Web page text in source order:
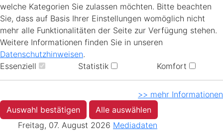
welche Kategorien Sie zulassen möchten. Bitte beachten
Sie, dass auf Basis Ihrer Einstellungen womöglich nicht
mehr alle Funktionalitäten der Seite zur Verfügung stehen.
Weitere Informationen finden Sie in unseren
Datenschutzhinweisen.
Essenziell
Statistik Komfort
>> mehr Informationen
Auswahl bestätigen
Alle auswählen
Freitag, 07. August 2026 Mediadaten